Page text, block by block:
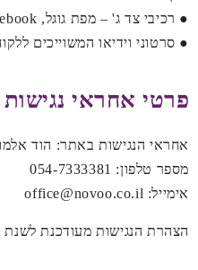
● רכיבי צד ג' – מפת גוגל, block ,facebook סרטוני יוטיוב
● סרטוני וידיאו המשוייכים
פרטי אחראי
אחראי הנגישות באתר: הוד
מספר טלפון: 054-7333381
אימייל: office@novoo.co.il
הצהרת הנגישות מעודכנת לשנת 2023.